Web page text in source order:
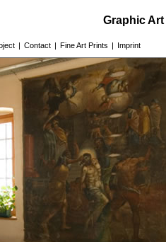
Graphic
| Contact | Fine Art Prints | Imprint